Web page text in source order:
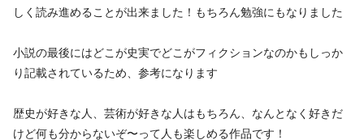
しく読み進めることが出来ました！もちろん勉強にもなりました
小説の最後にはどこが史実でどこがフィクションなのかもしっか
り記載されているため、参考になります
歴史が好きな人、芸術が好きな人はもちろん、なんとなく好きだ
けど何も分からないぞ〜って人も楽しめる作品です！